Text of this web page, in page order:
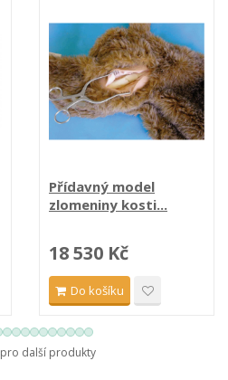
Přídavný model
zlomeniny kosti...
18 530 Kč
Do košíku
další produkty